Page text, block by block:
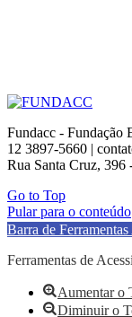
Fundacc - Fundação
12 3897-5660 |
Rua Santa Cruz, 396
Go to Top
Pular para o conteúdo
Barra de Ferramentas
Ferramentas de
Aumentar o
Diminuir o